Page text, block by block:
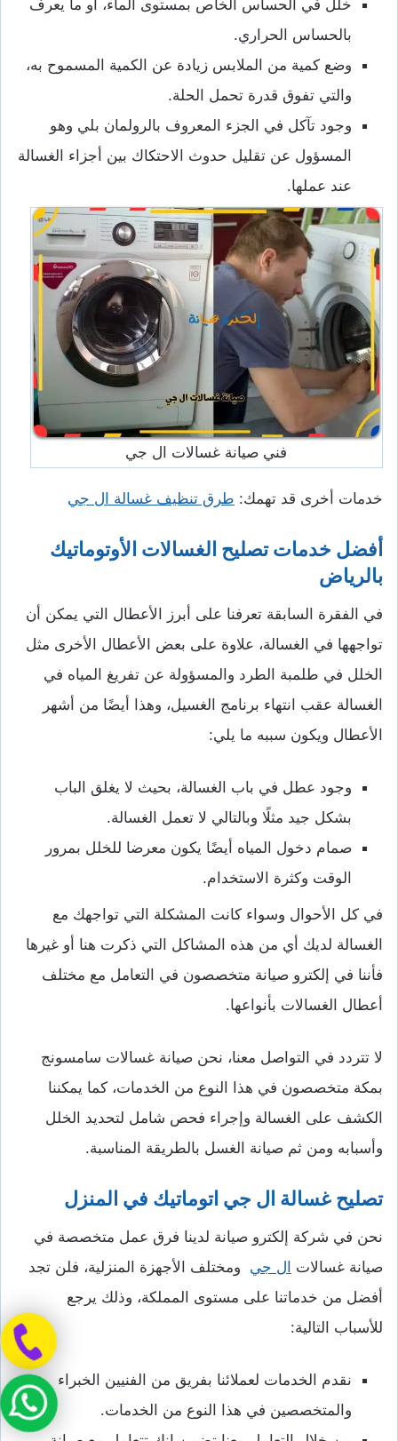
خلل في الحساس الخاص بمستوى الماء، أو ما يعرف
بالحساس الحراري.
وضع كمية من الملابس زيادة عن الكمية المسموح به،
والتي تفوق قدرة تحمل الحلة.
وجود تآكل في الجزء المعروف بالرولمان بلي وهو
المسؤول عن تقليل حدوث الاحتكاك بين أجزاء الغسالة
عند عملها.
فني صيانة غسالات ال جي
خدمات أخرى قد تهمك: طرق تنظيف غسالة ال جي
أفضل خدمات تصليح الغسالات الأوتوماتيك
بالرياض
في الفقرة السابقة تعرفنا على أبرز الأعطال التي يمكن أن
تواجهها في الغسالة، علاوة على بعض الأعطال الأخرى مثل
الخلل في طلمبة الطرد والمسؤولة عن تفريغ المياه في
الغسالة عقب انتهاء برنامج الغسيل، وهذا أيضًا من أشهر
الأعطال ويكون سببه ما يلي:
وجود عطل في باب الغسالة، بحيث لا يغلق الباب
بشكل جيد مثلًا وبالتالي لا تعمل الغسالة.
صمام دخول المياه أيضًا يكون معرضا للخلل بمرور
الوقت وكثرة الاستخدام.
في كل الأحوال وسواء كانت المشكلة التي تواجهك مع
الغسالة لديك أي من هذه المشاكل التي ذكرت هنا أو غيرها
فأننا في إلكترو صيانة متخصصون في التعامل مع مختلف
أعطال الغسالات بأنواعها.
لا تتردد في التواصل معنا، نحن صيانة غسالات سامسونج
بمكة متخصصون في هذا النوع من الخدمات، كما يمكننا
الكشف على الغسالة وإجراء فحص شامل لتحديد الخلل
وأسبابه ومن ثم صيانة الغسل بالطريقة المناسبة.
تصليح غسالة ال جي اتوماتيك في المنزل
نحن في شركة إلكترو صيانة لدينا فرق عمل متخصصة في
صيانة غسالات ال جي ومختلف الأجهزة المنزلية، فلن تجد
أفضل من خدماتنا على مستوى المملكة، وذلك يرجع
للأسباب التالية:
نقدم الخدمات لعملائنا بفريق من الفنيين الخبراء
والمتخصصين في هذا النوع من الخدمات.